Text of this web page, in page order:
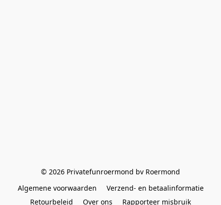
© 2026 Privatefunroermond bv Roermond
Algemene voorwaarden
Verzend- en betaalinformatie
Retourbeleid
Over ons Rapporteer misbruik